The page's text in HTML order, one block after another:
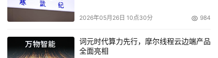
2026年05月26日 10点30分 984
词元时代算力先行，摩尔线程云边端产品
全面亮相